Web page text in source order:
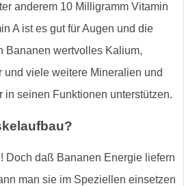
anderem 10 Milligramm Vitamin
A ist es gut für Augen und die
Bananen wertvolles Kalium,
und viele weitere Mineralien und
in seinen Funktionen unterstützen.
Doch daß Bananen Energie liefern
man sie im Speziellen einsetzen